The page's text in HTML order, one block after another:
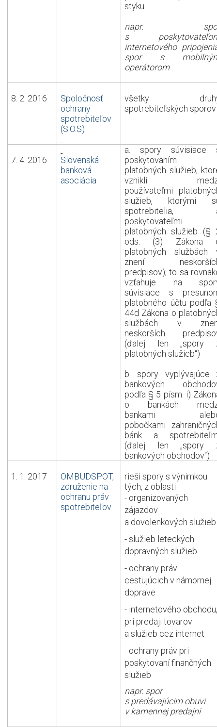
styku
napr.
s
internetového
spor s
operátorom
8. 2. 2016
Spoločnosť
ochrany
spotrebiteľov
(S.O.S)
všetky
spotrebiteľských sporov
7. 4. 2016
Slovenská
banková
asociácia
a. spory súvisiace
poskytovaním
platobných služieb,
vznikli
používateľmi
služieb, ktorými
spotrebitelia,
poskytovateľmi
platobných služieb (§
ods. (3) Zákona
platobných službách
znení
predpisov); to sa
vzťahuje na
súvisiace s
platobného účtu podľa
44d Zákona o
službách v
neskorších
(ďalej len „spory
platobných služieb“)
b. spory vyplývajúce
bankových
podľa § 5 písm. i)
o bankách
bankami
pobočkami
bánk a
(ďalej len „spory
bankových obchodov“)
1. 1. 2017
OMBUDSPOT,
združenie na
ochranu práv
spotrebiteľov
rieši spory s výnimkou
tých, z oblasti
- organizovaných
zájazdov
a dovolenkových služieb
- služieb leteckých
dopravných služieb
- ochrany práv
cestujúcich v námornej
doprave
- internetového
pri predaji tovarov
a služieb cez internet
- ochrany práv pri
poskytovaní finančných
služieb
napr. spor
s predávajúcim obuvi
v kamennej predajni